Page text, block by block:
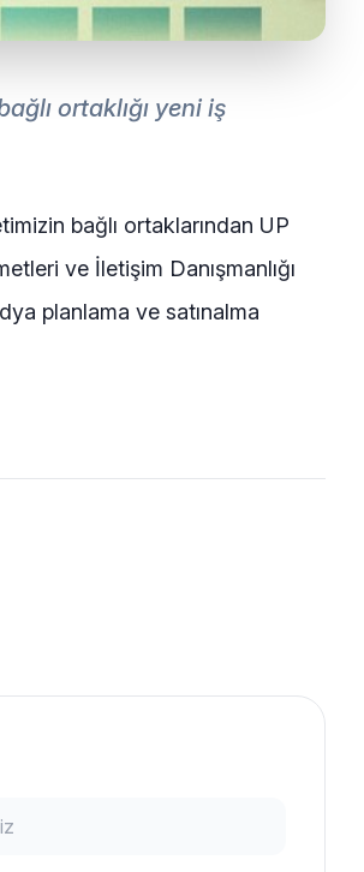
ortaklığı yeni iş
bağlı ortaklarından UP
ve İletişim Danışmanlığı
planlama ve satınalma